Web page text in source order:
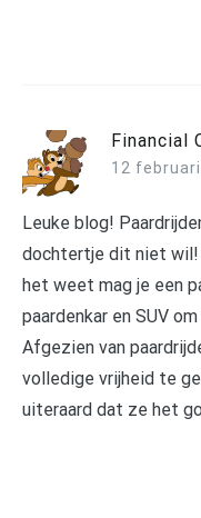
Financial
12
Leuke blog!
dochtertje dit niet
het weet mag je een
paardenkar en SUV
Afgezien van
volledige vrijheid te
uiteraard dat ze het